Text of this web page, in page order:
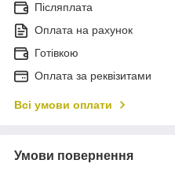
Післяплата
Оплата на рахунок
Готівкою
Оплата за реквізитами
Всі умови оплати
Умови повернення